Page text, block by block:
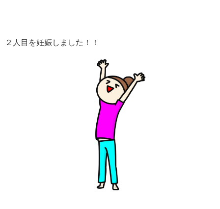
２人目を妊娠しました！！